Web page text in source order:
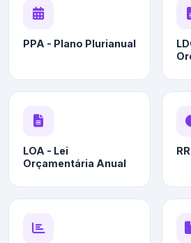
PPA - Plano Plurianual
LOA - Lei
Orçamentária Anual